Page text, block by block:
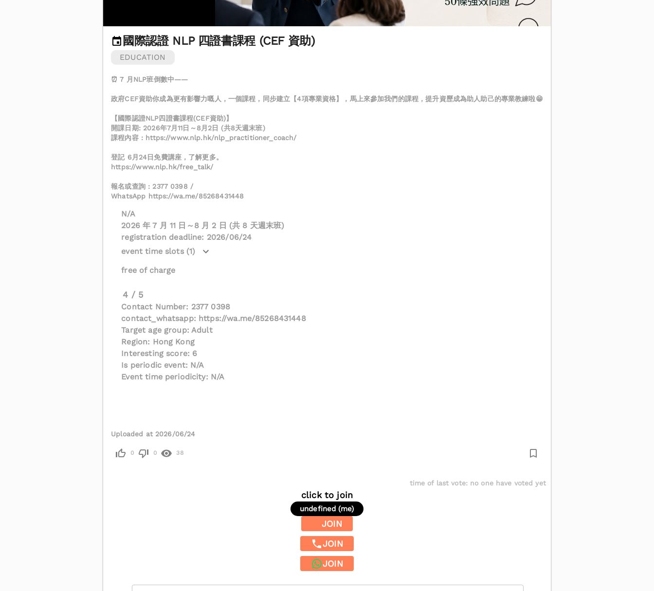
國際認證 NLP 四證書課程 (CEF 資助)
EDUCATION
⏰ 7 月NLP班倒數中——
政府CEF資助你成為更有影響力嘅人，一個課程，同步建立【4項專業資格】，馬上來參加我們的課程，提升資歷成為助人助己的專業教練啦😁
【國際認證NLP四證書課程(CEF資助)】
開課日期: 2026年7月11日～8月2日 (共8天週末班)
課程內容 : https://www.nlp.hk/nlp_practitioner_coach/
登記 6月24日免費講座，了解更多。
https://www.nlp.hk/free_talk/
報名或查詢 : 2377 0398 /
WhatsApp https://wa.me/85268431448
N/A
2026 年 7 月 11 日～8 月 2 日 (共 8 天週末班)
registration deadline: 2026/06/24
event time slots (1)
free of charge
4 / 5
Contact Number: 2377 0398
contact_whatsapp: https://wa.me/85268431448
Target age group: Adult
Region: Hong Kong
Interesting score: 6
Is periodic event: N/A
Event time periodicity: N/A
Uploaded at 2026/06/24
0 0 38
time of last vote:no one have voted yet
click to join
undefined (me)
JOIN
JOIN
JOIN